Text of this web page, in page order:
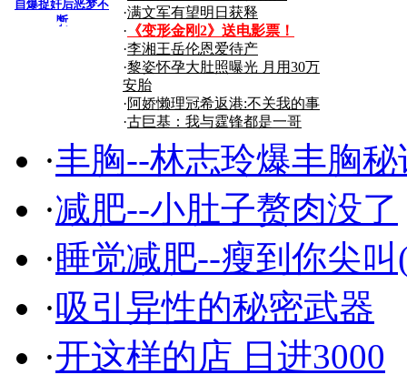
自爆捉奸后恶梦不
断
·满文军有望明日获释
· 《变形金刚2》送电影票！
·李湘王岳伦恩爱待产
·黎姿怀孕大肚照曝光 月用30万
安胎
·阿娇懒理冠希返港:不关我的事
·古巨基：我与霆锋都是一哥
搜狐
·丰胸--林志玲爆丰胸秘
·减肥--小肚子赘肉没了
·睡觉减肥--瘦到你尖叫
·吸引异性的秘密武器
·开这样的店 日进3000